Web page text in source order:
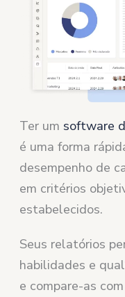
Ter um software
é uma forma
desempenho de
em critérios
estabelecidos.
Seus relatórios
habilidades e
e compare-as